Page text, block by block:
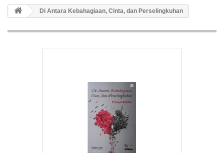
Di Antara Kebahagiaan, Cinta, dan Perselingkuhan